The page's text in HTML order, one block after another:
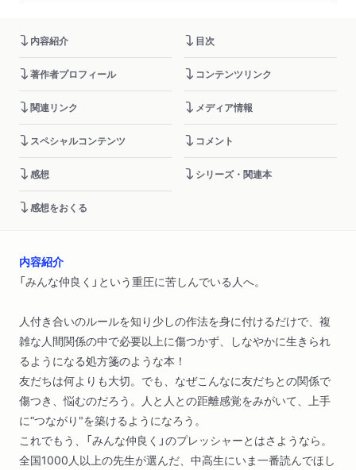
内容紹介 目次
著作者プロフィール コンテンツリンク
関連リンク メディア情報
スペシャルコンテンツ コメント
感想 シリーズ・関連本
感想をおくる
内容紹介
「みんな仲良く」という重圧に苦しんでいる人へ。
人付き合いのルールを知り少しの作法を身に付けるだけで、複
雑な人間関係の中で必要以上に傷つかず、しなやかに生きられ
るようになる処方箋のような本！
友だちは何よりも大切。でも、なぜこんなに友だちとの関係で
傷つき、悩むのだろう。人と人との距離感覚をみがいて、上手
に“つながり"を築けるようになろう。
これでもう、「みんな仲良く」のプレッシャーとはさようなら。
全国1000人以上の先生が選んだ、中高生にいま一番読んでほし